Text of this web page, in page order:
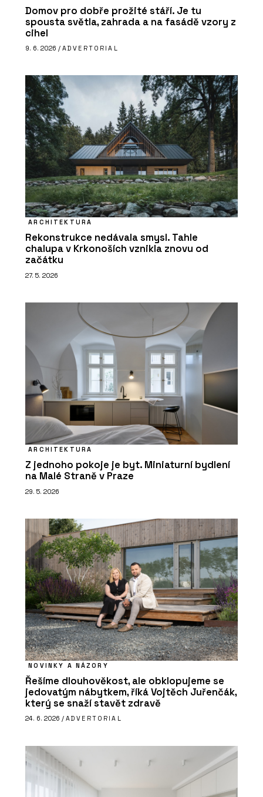
Domov pro dobře prožité stáří. Je tu
spousta světla, zahrada a na fasádě vzory z
cihel
9. 6. 2026 / ADVERTORIAL
ARCHITEKTURA
Rekonstrukce nedávala smysl. Tahle
chalupa v Krkonoších vznikla znovu od
začátku
27. 5. 2026
ARCHITEKTURA
Z jednoho pokoje je byt. Miniaturní bydlení
na Malé Straně v Praze
29. 5. 2026
NOVINKY A NÁZORY
Řešíme dlouhověkost, ale obklopujeme se
jedovatým nábytkem, říká Vojtěch Juřenčák,
který se snaží stavět zdravě
24. 6. 2026 / ADVERTORIAL